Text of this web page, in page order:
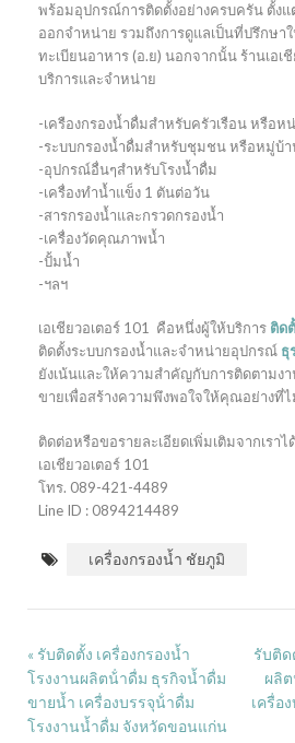
พร้อมอุปกรณ์การติดตั้งอย่างครบครัน ตั้ง
ออกจำหน่าย รวมถึงการดูแลเป็นที่ปรึกษา
ทะเบียนอาหาร (อ.ย) นอกจากนั้น ร้านเอเ
บริการและจำหน่าย
-เครืองกรองน้ำดื่มสำหรับครัวเรือน หรือห
-ระบบกรองน้ำดื่มสำหรับชุมชน หรือหมู่บ้
-อุปกรณ์อื่นๆสำหรับโรงน้ำดื่ม
-เครื่องทำน้ำแข็ง 1 ตันต่อวัน
-สารกรองน้ำและกรวดกรองน้ำ
-เครื่องวัดคุณภาพน้ำ
-ปั้มน้ำ
-ฯลฯ
เอเชียวอเตอร์ 101 คือหนึ่งผู้ให้บริการ ติด
ติดตั้งระบบกรองน้ำและจำหน่ายอุปกรณ์ ธุ
ยังเน้นและให้ความสำคัญกับการติดตามง
ขายเพื่อสร้างความพึงพอใจให้คุณอย่างที่
ติดต่อหรือขอรายละเอียดเพิ่มเติมจากเราไ
เอเชียวอเตอร์ 101
โทร. 089-421-4489
Line ID : 0894214489
เครื่องกรองน้ำ ชัยภูมิ
« รับติดตั้ง เครื่องกรองน้ำ
โรงงานผลิตน้ําดื่ม ธุรกิจน้ำดื่ม
ขายน้ำ เครื่องบรรจุน้ําดื่ม
โรงงานน้ำดื่ม จังหวัดขอนแก่น
รับติด
ผลิ
เครื่อ